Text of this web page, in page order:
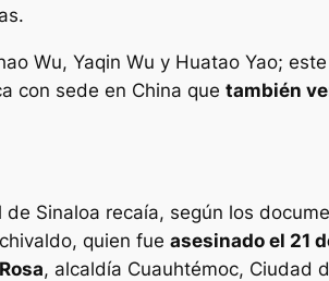
Wu, Yaqin Wu y Huatao Yao;
con sede en China que también
Sinaloa recaía, según los
quien fue asesinado el 21
, alcaldía Cuauhtémoc, Ciudad